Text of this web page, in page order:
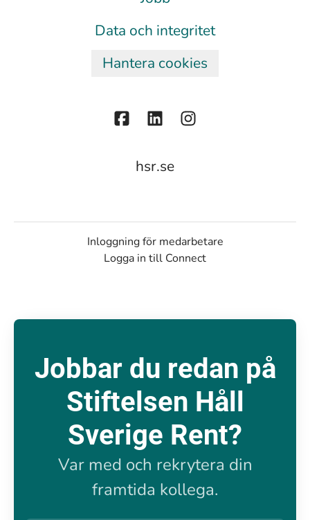
Data och integritet
Hantera cookies
hsr.se
Inloggning för medarbetare
Logga in till Connect
Jobbar du redan på
Stiftelsen Håll
Sverige Rent?
Var med och rekrytera din
framtida kollega.